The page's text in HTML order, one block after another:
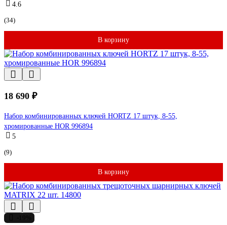
4.6
(34)
В корзину
18 690 ₽
Набор комбинированных ключей HORTZ 17 штук, 8-55,
хромированные HOR 996894
5
(9)
В корзину